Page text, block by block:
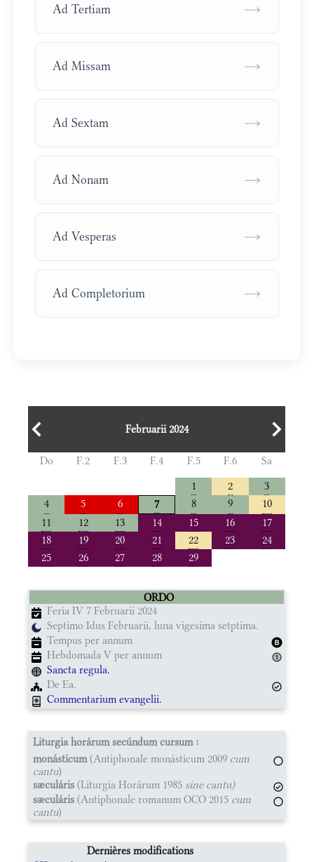
Ad Tertiam →
Ad Missam →
Ad Sextam →
Ad Nonam →
Ad Vesperas →
Ad Completorium →
Februarii 2024
Do F.2 F.3 F.4 F.5 F.6
Sa
1
2
3
4
5 6 7 8 9
10
11
12 13 14 15 16
17
18
19 20 21 22 23
24
25
26 27 28 29
ORDO
Feria IV 7 Februarii 2024
Septimo Idus Februarii, luna vigesima setptima.
Tempus per annum
Hebdomada V per annum
Sancta regula.
De Ea.
Commentarium evangelii.
Liturgia horárum secúndum cursum :
monásticum(Antiphonale monásticum 2009 cum
cantu)
sæculáris (Liturgia Horárum 1985 sine cantu)
sæculáris (Antiphonale romanum OCO 2015 cum
cantu)
Dernières modifications